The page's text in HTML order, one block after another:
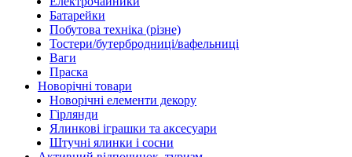
Батарейки
Побутова техніка (різне)
Тостери/бутербродниці/вафельниці
Ваги
Праска
Новорічні товари
Новорічні елементи декору
Гірлянди
Ялинкові іграшки та аксесуари
Штучні ялинки і сосни